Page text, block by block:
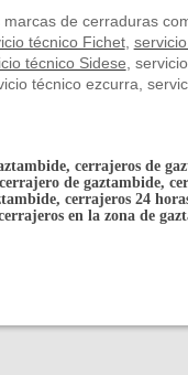
de cerraduras
técnico Fichet,
técnico Sidese,
técnico ezcurra,
cerrajeros de
de gaztambide,
cerrajeros 24
en la zona de